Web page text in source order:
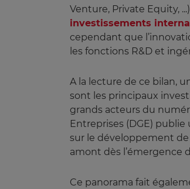
Venture, Private Equity,
investissements
cependant que
les fonctions R&D et
A la lecture de ce bilan,
sont les principaux
grands acteurs du
Entreprises (DGE) publie
sur le développement de
amont dès l’émergence
Ce panorama fait